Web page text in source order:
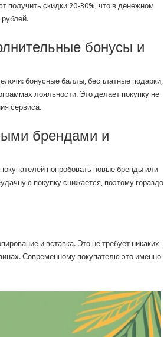
получить скидки 20-30%, что в денежном
бонусы и
бонусные баллы, бесплатные подарки,
лояльности. Это делает покупку не
сервиса.
брендами и
попробовать новые бренды или
покупку снижается, поэтому гораздо
и вставка. Это не требует никаких
Современному покупателю это именно